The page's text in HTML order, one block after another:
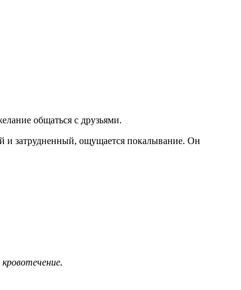
общаться с друзьями.
и затрудненный, ощущается покалывание. Он